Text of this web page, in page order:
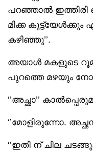
പറഞ്ഞാൽ ഇത്തിരി
മിക്ക
കഴിഞ്ഞു’’.
അയാൾ മകളുടെ
പുറത്തെ മഴയും
‘’അച്ഛാ’’
‘’മോളിരുന്നോ.
‘’ഇതി ന് ചില